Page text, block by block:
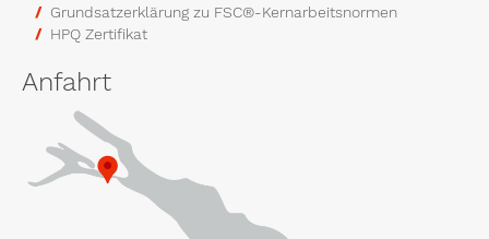
Grundsatzerklärung zu FSC®-Kernarbeitsnormen
HPQ Zertifikat
Anfahrt